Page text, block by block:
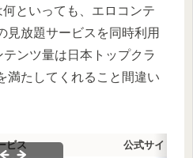
といっても 、エロコンテ
見放題サービスを同時利用
ンツ量は日本トップクラ
満たしてくれること間違い
ビス 公式サイト